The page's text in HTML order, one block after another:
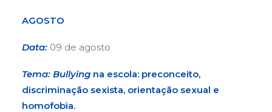
AGOSTO
Data: 09 de agosto
Tema: Bullying na escola: preconceito,
discriminação sexista, orientação sexual e
homofobia.